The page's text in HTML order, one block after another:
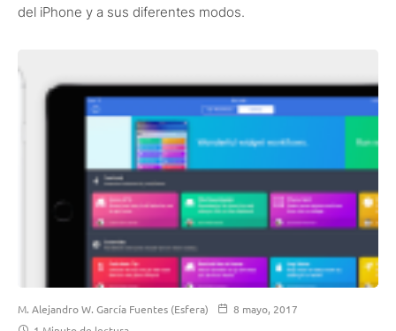
del iPhone y a sus diferentes modos.
M. Alejandro W. García Fuentes (Esfera)
8 mayo, 2017